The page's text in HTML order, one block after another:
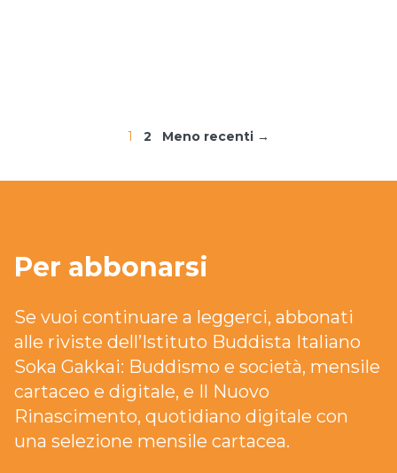
1 2 Meno recenti →
Per abbonarsi
Se vuoi continuare a leggerci, abbonati
alle riviste dell’Istituto Buddista Italiano
Soka Gakkai: Buddismo e società, mensile
cartaceo e digitale, e Il Nuovo
Rinascimento, quotidiano digitale con
una selezione mensile cartacea.